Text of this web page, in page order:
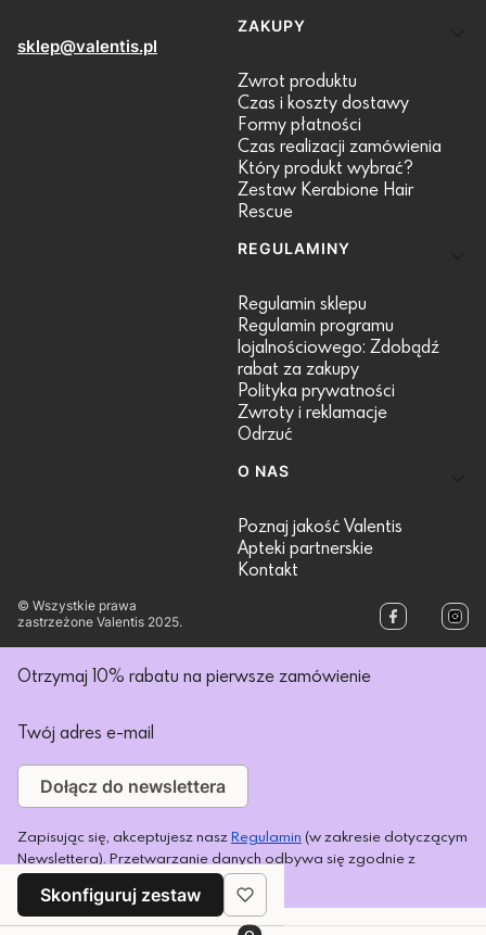
sklep@valentis.pl
ZAKUPY
Zwrot produktu
Czas i koszty dostawy
Formy płatności
Czas realizacji zamówienia
Który produkt wybrać?
Zestaw Kerabione Hair
Rescue
REGULAMINY
Regulamin sklepu
Regulamin programu
lojalnościowego: Zdobądź
rabat za zakupy
Polityka prywatności
Zwroty i reklamacje
Odrzuć
O NAS
Poznaj jakość Valentis
Apteki partnerskie
Kontakt
© Wszystkie prawa
zastrzeżone Valentis 2025.
Otrzymaj 10% rabatu na pierwsze zamówienie
Twój adres e-mail
Dołącz do newslettera
Zapisując się, akceptujesz naszRegulamin (w zakresie dotyczącym
Newslettera). Przetwarzanie danych odbywa się zgodnie z
Polityką prywatności.
Skonfiguruj zestaw